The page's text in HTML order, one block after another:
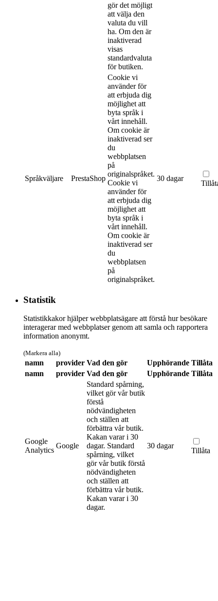
gör det möjligt
att välja den
valuta du vill
ha. Om den är
inaktiverad
visas
standardvaluta
för butiken.
Språkväljare PrestaShop
Cookie vi
använder för
att erbjuda dig
möjlighet att
byta språk i
vårt innehåll.
Om cookie är
inaktiverad ser
du
webbplatsen
på
originalspråket.
Cookie vi
använder för
att erbjuda dig
möjlighet att
byta språk i
vårt innehåll.
Om cookie är
inaktiverad ser
du
webbplatsen
på
originalspråket.
30 dagar
Statistik
Statistikkakor hjälper webbplatsägare att förstå hur besökare
interagerar med webbplatser genom att samla och rapportera
information anonymt.
(Markera alla)
namn provider Vad den gör Upphörande Tillåta
namn
provider Vad den gör Upphörande Tillåta
Google
Analytics
Google
Standard spårning,
vilket gör vår butik
förstå
nödvändigheten
och ställen att
förbättra vår butik.
Kakan varar i 30
dagar. Standard
spårning, vilket
gör vår butik förstå
nödvändigheten
och ställen att
förbättra vår butik.
Kakan varar i 30
dagar.
30 dagar
Tillåta